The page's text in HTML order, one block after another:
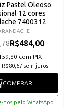
Pastel Oleoso
12 cores
7400312
R$484,00
com PIX
R$80,67 sem juros
COMPRAR
nos pelo WhatsApp